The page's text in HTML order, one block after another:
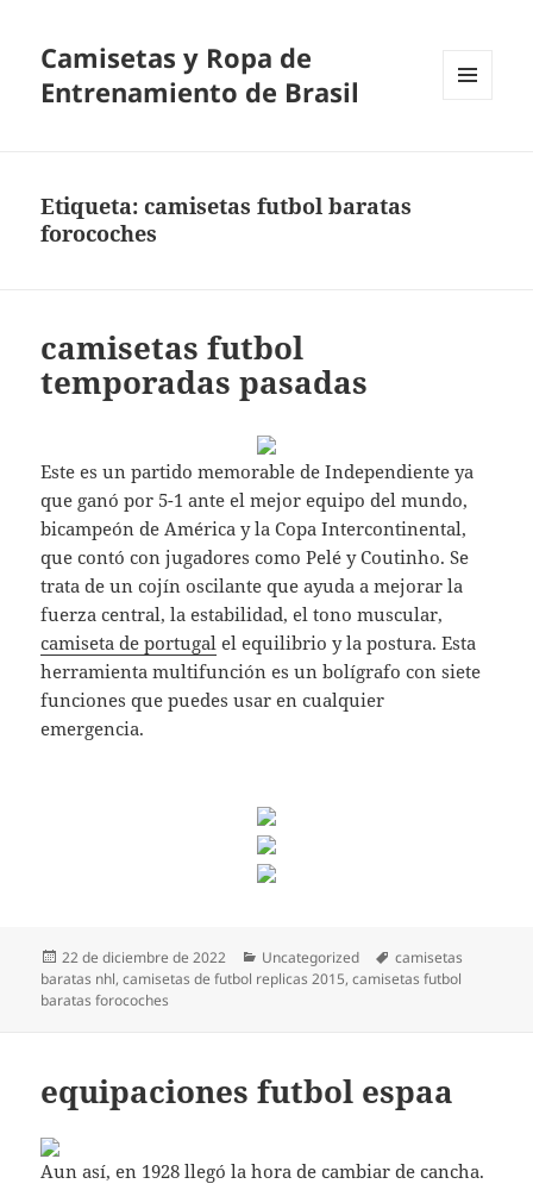
Camisetas y Ropa de
Entrenamiento de Brasil
Etiqueta:camisetas futbol baratas
forocoches
camisetas futbol
temporadas pasadas
Este es un partido memorable de Independiente ya
que ganó por 5-1 ante el mejor equipo del mundo,
bicampeón de América y la Copa Intercontinental,
que contó con jugadores como Pelé y Coutinho. Se
trata de un cojín oscilante que ayuda a mejorar la
fuerza central, la estabilidad, el tono muscular,
camiseta de portugal el equilibrio y la postura. Esta
herramienta multifunción es un bolígrafo con siete
funciones que puedes usar en cualquier
emergencia.
Publicado
el
22 de diciembre de 2022 Categorías
Uncategorized Etiquetas
camisetas
baratas nhl,camisetas de futbol replicas 2015,camisetas futbol
baratas forocoches
equipaciones futbol espaa
Aun así, en 1928 llegó la hora de cambiar de cancha.